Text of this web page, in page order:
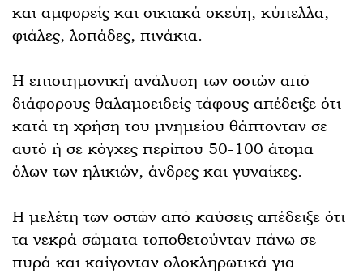
και αμφορείς και οικιακά σκεύη, κύπελλα,
φιάλες, λοπάδες, πινάκια.
Η επιστημονική ανάλυση των οστών από
διάφορους θαλαμοειδείς τάφους απέδειξε ότι
κατά τη χρήση του μνημείου θάπτονταν σε
αυτό ή σε κόγχες περίπου 50-100 άτομα
όλων των ηλικιών, άνδρες και γυναίκες.
Η μελέτη των οστών από καύσεις απέδειξε ότι
τα νεκρά σώματα τοποθετούνταν πάνω σε
πυρά και καίγονταν ολοκληρωτικά για